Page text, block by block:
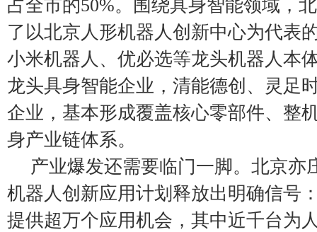
占全市的50%。围绕具身智能领域，
了以北京人形机器人创新中心为代表
小米机器人、优必选等龙头机器人本
龙头具身智能企业，清能德创、灵足
企业，基本形成覆盖核心零部件、整
身产业链体系。
产业爆发还需要临门一脚。北京亦
机器人创新应用计划释放出明确信号
提供超万个应用机会，其中近千台为